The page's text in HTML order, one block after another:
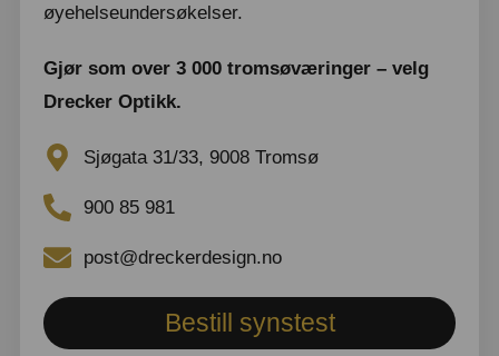
øyehelseundersøkelser.
Gjør som over 3 000 tromsøværinger – velg
Drecker Optikk.
Sjøgata 31/33, 9008 Tromsø
900 85 981
post@dreckerdesign.no
Bestill synstest